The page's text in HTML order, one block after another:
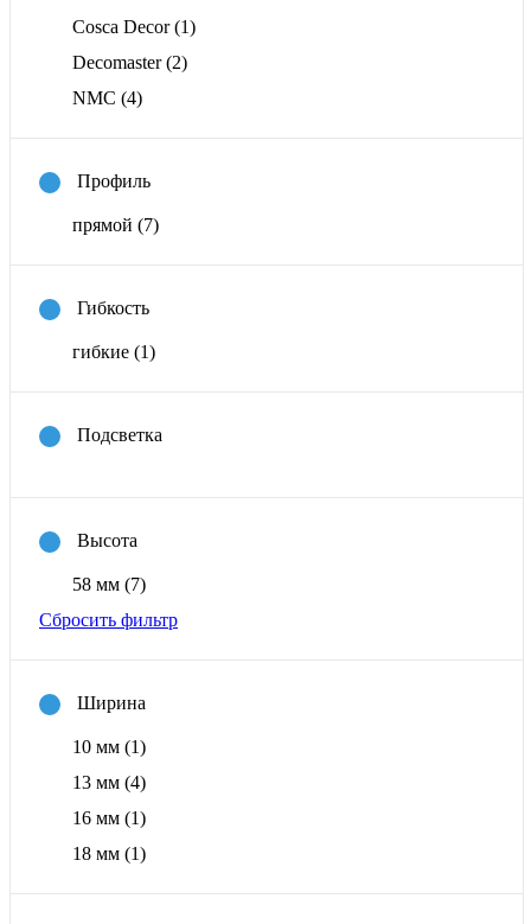
Cosca Decor(1)
Decomaster(2)
NMC (4)
Профиль
прямой (7)
Гибкость
гибкие (1)
Подсветка
Высота
58 мм (7)
Сбросить фильтр
Ширина
10 мм (1)
13 мм (4)
16 мм (1)
18 мм (1)